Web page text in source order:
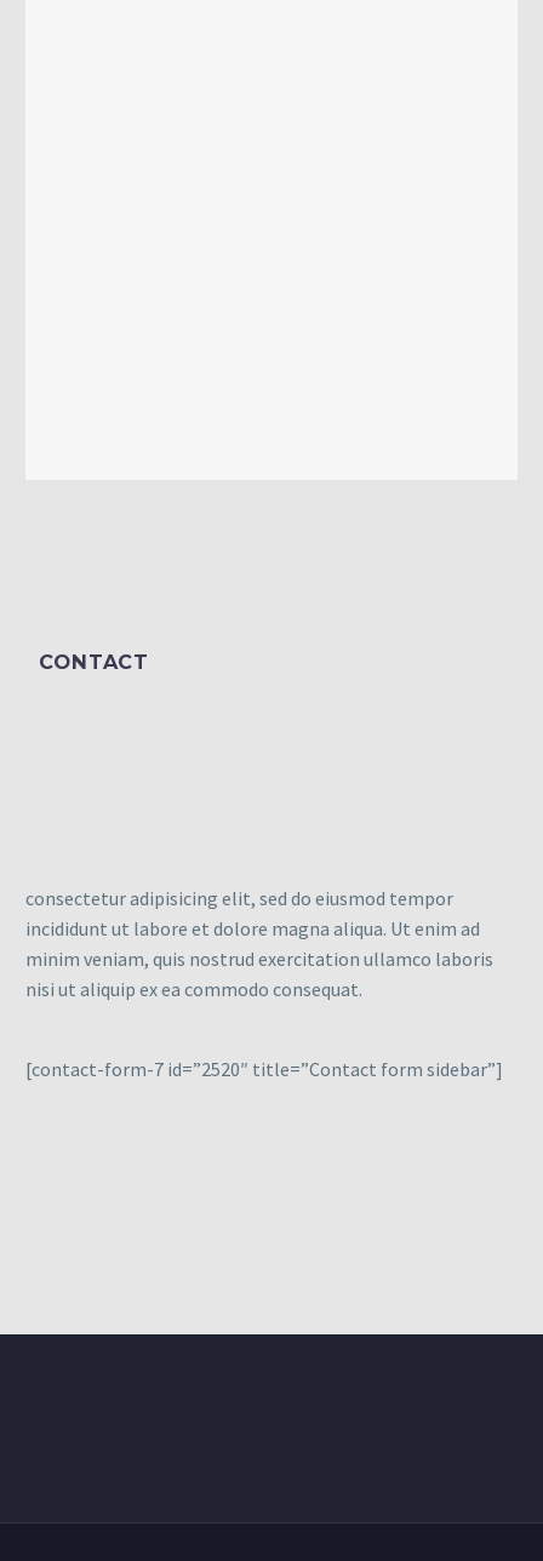
CONTACT
consectetur adipisicing elit, sed do eiusmod tempor
incididunt ut labore et dolore magna aliqua. Ut enim ad
minim veniam, quis nostrud exercitation ullamco laboris
nisi ut aliquip ex ea commodo consequat.
[contact-form-7 id=”2520″ title=”Contact form sidebar”]